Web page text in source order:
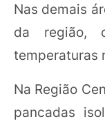
Nas demais
da região,
temperaturas
Na Região
pancadas